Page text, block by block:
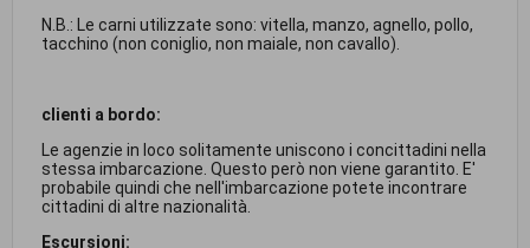
N.B.: Le carni utilizzate sono: vitella, manzo, agnello, pollo,
tacchino (non coniglio, non maiale, non cavallo).
clienti a bordo:
Le agenzie in loco solitamente uniscono i concittadini nella
stessa imbarcazione. Questo però non viene garantito. E'
probabile quindi che nell'imbarcazione potete incontrare
cittadini di altre nazionalità.
Escursioni: